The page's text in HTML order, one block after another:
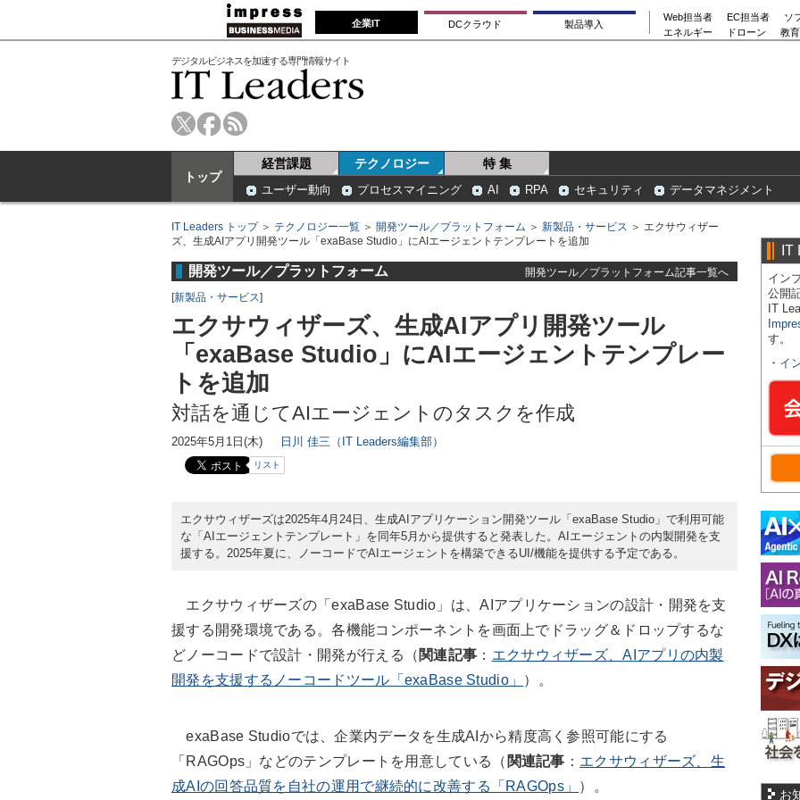
企業IT DCクラウド 製品導入
Web担当者 EC担当者
ソ
エネルギー
ドローン 教
デジタルビジネスを加速する専門情報サイト
トップ
経営課題 テクノロジー 特 集
ユーザー動向 プロセスマイニング AI RPA セキュリティ データマネジメント
IT Leaders トップ＞ テクノロジー一覧 ＞ 開発ツール／プラットフォーム ＞ 新製品・サービス ＞ エクサウィザー
ズ、生成AIアプリ開発ツール「exaBase Studio」にAIエージェントテンプレートを追加
開発ツール／プラットフォーム
開発ツール／プラットフォーム記事一覧へ
[新製品・サービス]
エクサウィザーズ、生成AIアプリ開発ツール
「exaBase Studio」にAIエージェントテンプレー
トを追加
対話を通じてAIエージェントのタスクを作成
2025年5月1日(木) 日川 佳三（IT Leaders編集部）
リスト
エクサウィザーズは2025年4月24日、生成AIアプリケーション開発ツール「exaBase Studio」で利用可能
な「AIエージェントテンプレート」を同年5月から提供すると発表した。AIエージェントの内製開発を支
援する。2025年夏に、ノーコードでAIエージェントを構築できるUI/機能を提供する予定である。
エクサウィザーズの「exaBase Studio」は、AIアプリケーションの設計・開発を支
援する開発環境である。各機能コンポーネントを画面上でドラッグ＆ドロップするな
どノーコードで設計・開発が行える（ 関連記事 ： エクサウィザーズ、AIアプリの内製
開発を支援するノーコードツール「exaBase Studio」 ）。
exaBase Studioでは、企業内データを生成AIから精度高く参照可能にする
「RAGOps」などのテンプレートを用意している（ 関連記事 ： エクサウィザーズ、生
成AIの回答品質を自社の運用で継続的に改善する「RAGOps」 ）。
IT
イン
公開
IT
す。
・ イ
お